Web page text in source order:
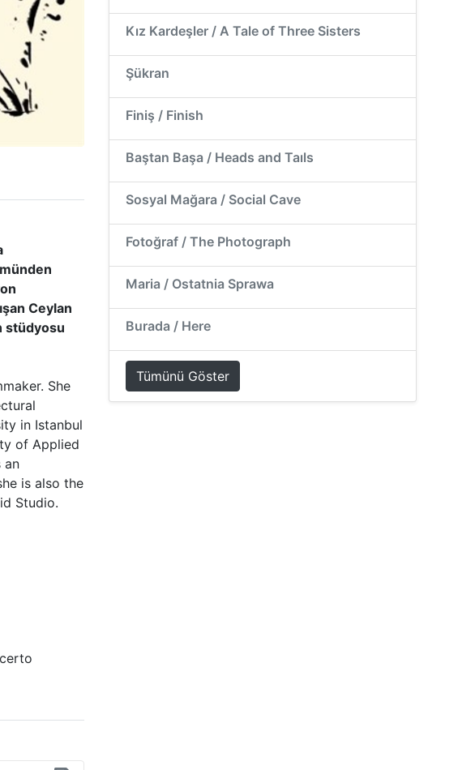
Ceylan
stüdyosu
She
in Istanbul
of Applied
an
is also the
Studio.
Kız Kardeşler / A Tale of Three Sisters
Şükran
Finiş / Finish
Baştan Başa / Heads and Taıls
Sosyal Mağara / Social Cave
Fotoğraf / The Photograph
Maria / Ostatnia Sprawa
Burada / Here
Tümünü Göster